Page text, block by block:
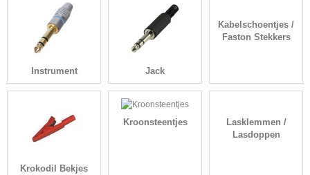
Instrument Jack
Kabelschoentjes /
Faston Stekkers
Krokodil Bekjes
Kroonsteentjes
Lasklemmen /
Lasdoppen